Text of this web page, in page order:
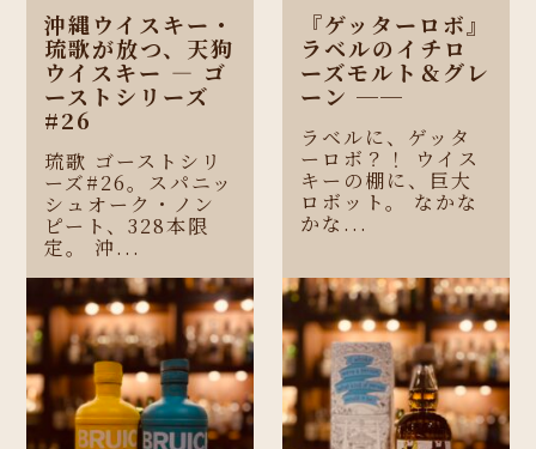
沖縄ウイスキー・
琉歌が放つ、天狗
ウイスキー ― ゴ
ーストシリーズ
#26
琉歌 ゴーストシリ
ーズ#26。スパニッ
シュオーク・ノン
ピート、328本限
定。 沖...
『ゲッターロボ』
ラベルのイチロ
ーズモルト＆グレ
ーン ──
ラベルに、ゲッタ
ーロボ？！ ウイス
キーの棚に、巨大
ロボット。 なかな
かな...